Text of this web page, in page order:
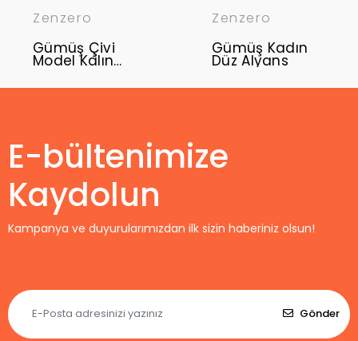
Zenzero
Gümüş Çivi
Model Kalın
Zenzero
Gümüş Kadın
Düz Alyans
E-bültenimize
Kaydolun
Kampanya ve duyurularımızdan ilk sizin haberiniz olsun!
Gönder